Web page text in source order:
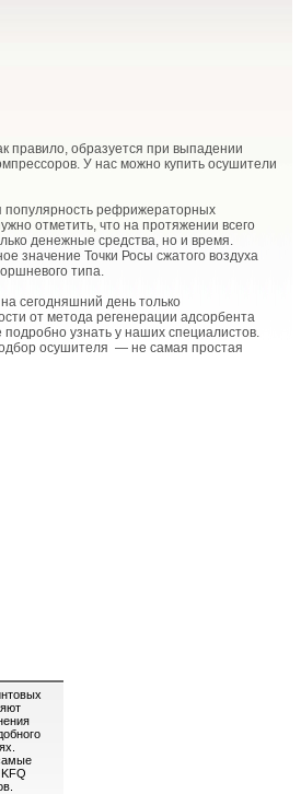
правило, образуется при выпадении
У нас можно купить осушители
популярность рефрижераторных
отметить, что на протяжении всего
денежные средства, но и время.
значение Точки Росы сжатого воздуха
типа.
сегодняшний день только
от метода регенерации адсорбента
узнать у наших специалистов.
осушителя — не самая простая